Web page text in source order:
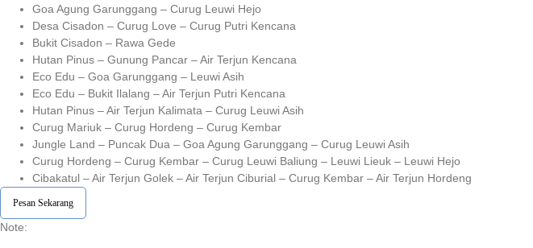
Goa Agung Garunggang – Curug Leuwi Hejo
Desa Cisadon – Curug Love – Curug Putri Kencana
Bukit Cisadon – Rawa Gede
Hutan Pinus – Gunung Pancar – Air Terjun Kencana
Eco Edu – Goa Garunggang – Leuwi Asih
Eco Edu – Bukit Ilalang – Air Terjun Putri Kencana
Hutan Pinus – Air Terjun Kalimata – Curug Leuwi Asih
Curug Mariuk – Curug Hordeng – Curug Kembar
Jungle Land – Puncak Dua – Goa Agung Garunggang – Curug Leuwi Asih
Curug Hordeng – Curug Kembar – Curug Leuwi Baliung – Leuwi Lieuk – Leuwi Hejo
Cibakatul – Air Terjun Golek – Air Terjun Ciburial – Curug Kembar – Air Terjun Hordeng
Pesan Sekarang
Note:⁣⁣